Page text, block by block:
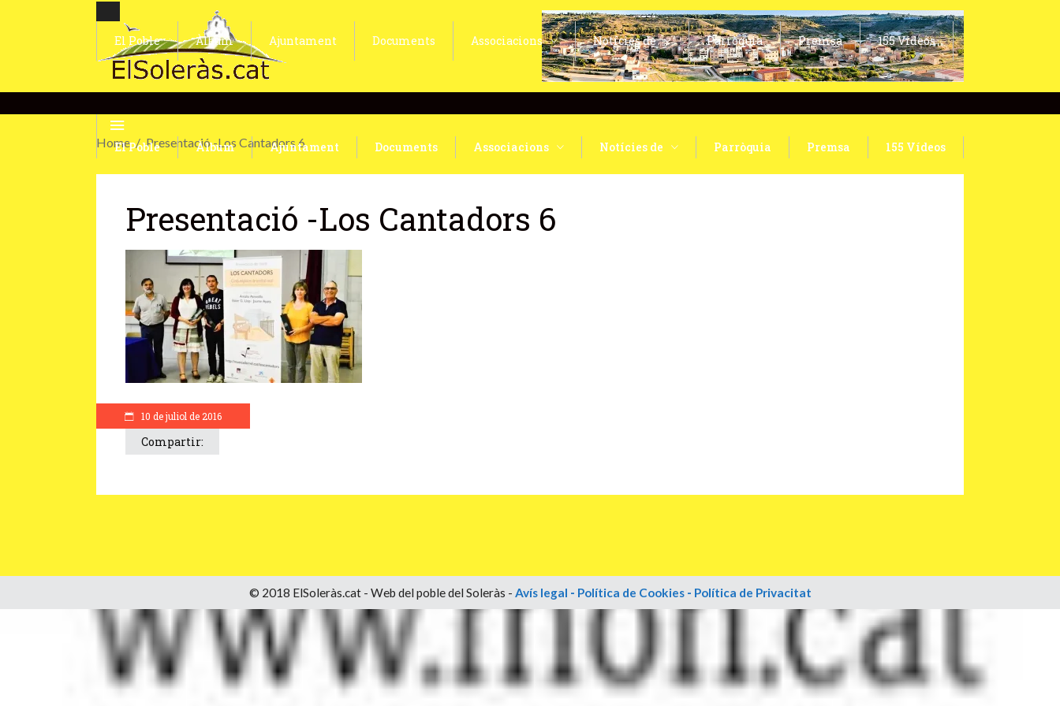
El Poble Àlbum Ajuntament Documents Associacions Notícies de Parròquia Premsa 155 Vídeos
El Poble Àlbum Ajuntament Documents Associacions Notícies de Parròquia Premsa 155 Vídeos
Home Presentació -Los Cantadors 6
10 de juliol de 2016
Presentació -Los Cantadors 6
Compartir:
© 2018 ElSoleràs.cat - Web del poble del Soleràs - Avís legal - Política de Cookies- Política de Privacitat